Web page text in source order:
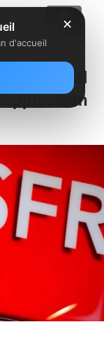
social
✕
d'accueil